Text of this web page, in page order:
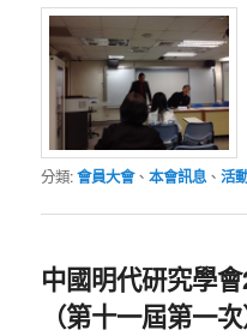
分類:會員大會、本會訊息 、活
中國明代研究學
（第十一屆第一次